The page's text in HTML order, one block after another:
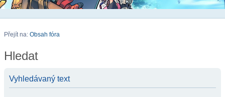
Přejít na: Obsah fóra
Hledat
Vyhledávaný text